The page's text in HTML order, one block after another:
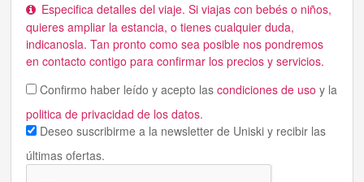
Especifica detalles del viaje. Si viajas con bebés o niños,
quieres ampliar la estancia, o tienes cualquier duda,
indicanosla. Tan pronto como sea posible nos pondremos
en contacto contigo para confirmar los precios y servicios.
Confirmo haber leído y acepto las condiciones de uso y la
politica de privacidad de los datos.
Deseo suscribirme a la newsletter de Uniski y recibir las
últimas ofertas.